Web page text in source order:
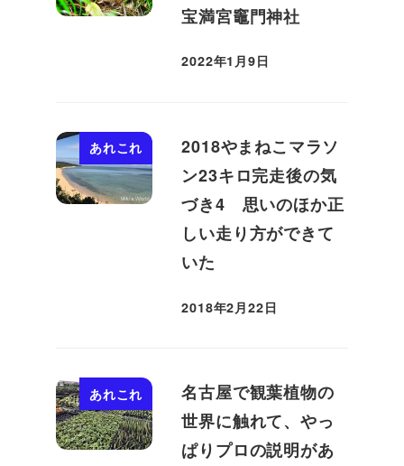
宝満宮竈門神社
投稿日
2022年1月9日
あれこれ
2018やまねこマラソ
ン23キロ完走後の気
づき4 思いのほか正
しい走り方ができて
いた
投稿日
2018年2月22日
あれこれ
名古屋で観葉植物の
世界に触れて、やっ
ぱりプロの説明があ